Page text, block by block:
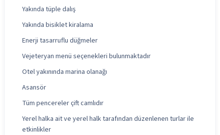
Yakında tüple dalış
Yakında bisiklet kiralama
Enerji tasarruflu düğmeler
Vejeteryan menü seçenekleri bulunmaktadır
Otel yakınında marina olanağı
Asansör
Tüm pencereler çift camlıdır
Yerel halka ait ve yerel halk tarafından düzenlenen turlar ile
etkinlikler